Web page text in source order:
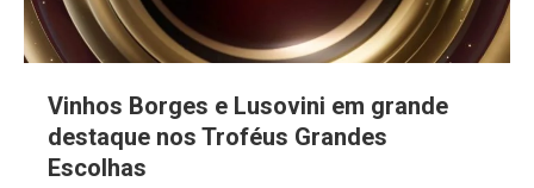
Vinhos Borges e Lusovini em grande
destaque nos Troféus Grandes
Escolhas